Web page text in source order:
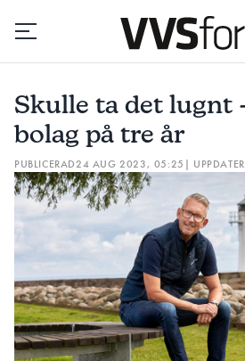
Prenumerera
Hantera
Lediga jobb
Annonsera
Läs E-tidningen
Skulle ta det lugnt
bolag på tre år
PUBLICERAD24 AUG 2023, 05:25 |
SKULLE TA DET LUGNT – KÖPTE 49